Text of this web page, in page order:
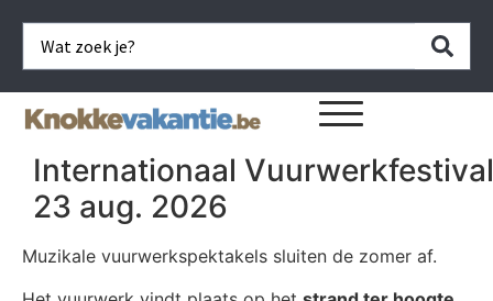
Internationaal
23 aug. 2026
Muzikale vuurwerk­spektakels sluiten de zomer af.